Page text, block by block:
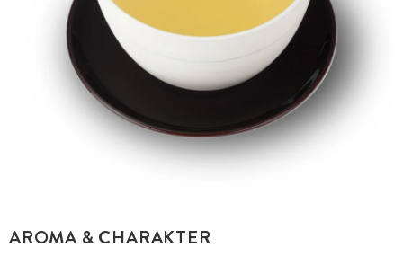
AROMA & CHARAKTER